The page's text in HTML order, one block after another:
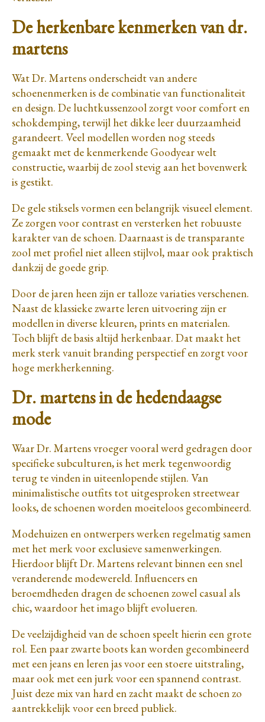
De herkenbare kenmerken van dr.
martens
Wat Dr. Martens onderscheidt van andere
schoenenmerken is de combinatie van functionaliteit
en design. De luchtkussenzool zorgt voor comfort en
schokdemping, terwijl het dikke leer duurzaamheid
garandeert. Veel modellen worden nog steeds
gemaakt met de kenmerkende Goodyear welt
constructie, waarbij de zool stevig aan het bovenwerk
is gestikt.
De gele stiksels vormen een belangrijk visueel element.
Ze zorgen voor contrast en versterken het robuuste
karakter van de schoen. Daarnaast is de transparante
zool met profiel niet alleen stijlvol, maar ook praktisch
dankzij de goede grip.
Door de jaren heen zijn er talloze variaties verschenen.
Naast de klassieke zwarte leren uitvoering zijn er
modellen in diverse kleuren, prints en materialen.
Toch blijft de basis altijd herkenbaar. Dat maakt het
merk sterk vanuit branding perspectief en zorgt voor
hoge merkherkenning.
Dr. martens in de hedendaagse
mode
Waar Dr. Martens vroeger vooral werd gedragen door
specifieke subculturen, is het merk tegenwoordig
terug te vinden in uiteenlopende stijlen. Van
minimalistische outfits tot uitgesproken streetwear
looks, de schoenen worden moeiteloos gecombineerd.
Modehuizen en ontwerpers werken regelmatig samen
met het merk voor exclusieve samenwerkingen.
Hierdoor blijft Dr. Martens relevant binnen een snel
veranderende modewereld. Influencers en
beroemdheden dragen de schoenen zowel casual als
chic, waardoor het imago blijft evolueren.
De veelzijdigheid van de schoen speelt hierin een grote
rol. Een paar zwarte boots kan worden gecombineerd
met een jeans en leren jas voor een stoere uitstraling,
maar ook met een jurk voor een spannend contrast.
Juist deze mix van hard en zacht maakt de schoen zo
aantrekkelijk voor een breed publiek.